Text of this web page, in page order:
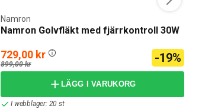
Namron Golvfläkt med fjärrkontroll 30W
Namron
729,00 kr
899,00 kr -19%
LÄGG I VARUKORG
I webblager: 20 st